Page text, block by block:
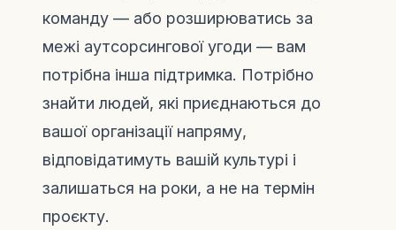
команду — або розширюватись за
межі аутсорсингової угоди — вам
потрібна інша підтримка. Потрібно
знайти людей, які приєднаються до
вашої організації напряму,
відповідатимуть вашій культурі і
залишаться на роки, а не на термін
проєкту.